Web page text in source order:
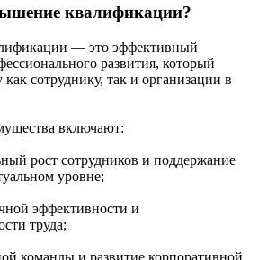
квалификации?
— это эффективный
развития, который
сотруднику, так и организации в
включают:
рост сотрудников и поддержание
уровне;
эффективности и
труда;